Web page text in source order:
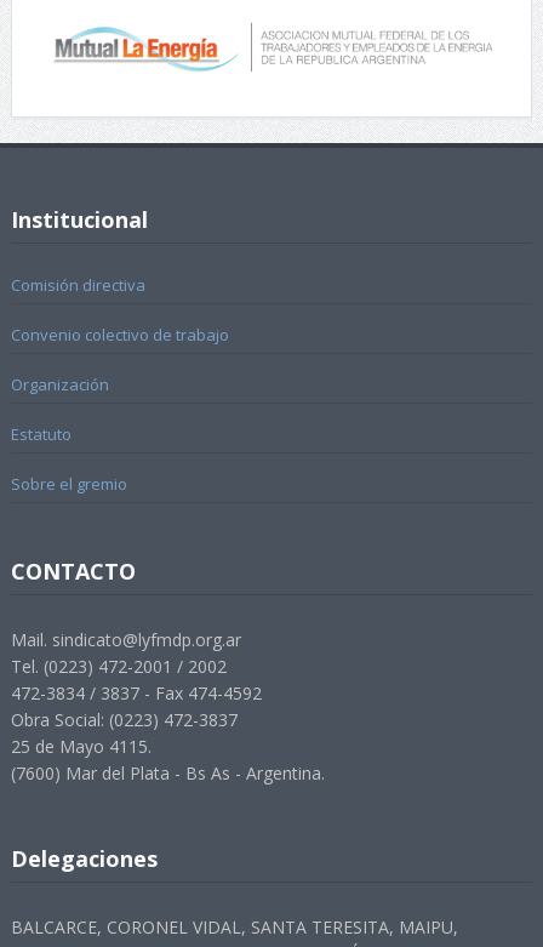
Institucional
Comisión directiva
Convenio colectivo de trabajo
Organización
Estatuto
Sobre el gremio
CONTACTO
Mail. sindicato@lyfmdp.org.ar
Tel. (0223) 472-2001 / 2002
472-3834 / 3837 - Fax 474-4592
Obra Social: (0223) 472-3837
25 de Mayo 4115.
(7600) Mar del Plata - Bs As - Argentina.
Delegaciones
BALCARCE, CORONEL VIDAL, SANTA TERESITA, MAIPU,